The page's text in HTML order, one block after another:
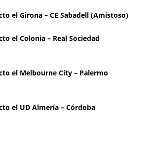
el Girona – CE Sabadell (Amistoso)
el Colonia – Real Sociedad
el Melbourne City – Palermo
el UD Almería – Córdoba